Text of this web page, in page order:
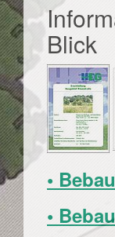
Blick
•
•